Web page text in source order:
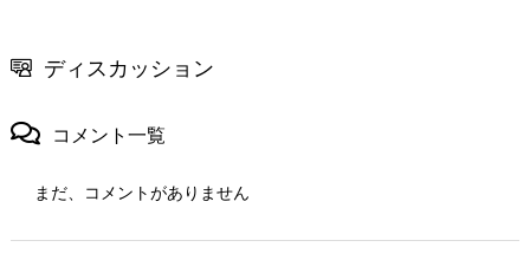
ディスカッション
コメント一覧
まだ、コメントがありません